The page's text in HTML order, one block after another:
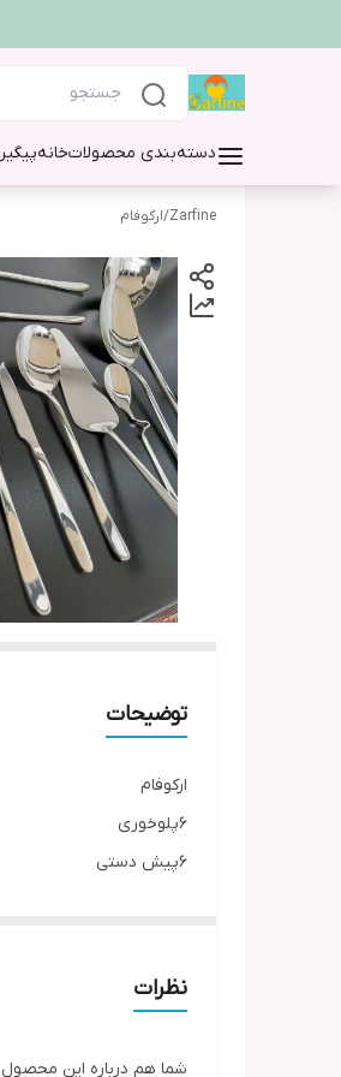
دسته‌بندی محصولاتخانه
Zarfine
/ارکوفام
توضیحات
ارکوفام
6پلوخوری
6پیش دستی
نظرات
شما هم درباره این